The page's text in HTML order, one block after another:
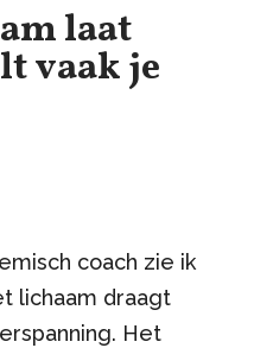
laat
vaak je
coach zie ik
lichaam draagt
Het